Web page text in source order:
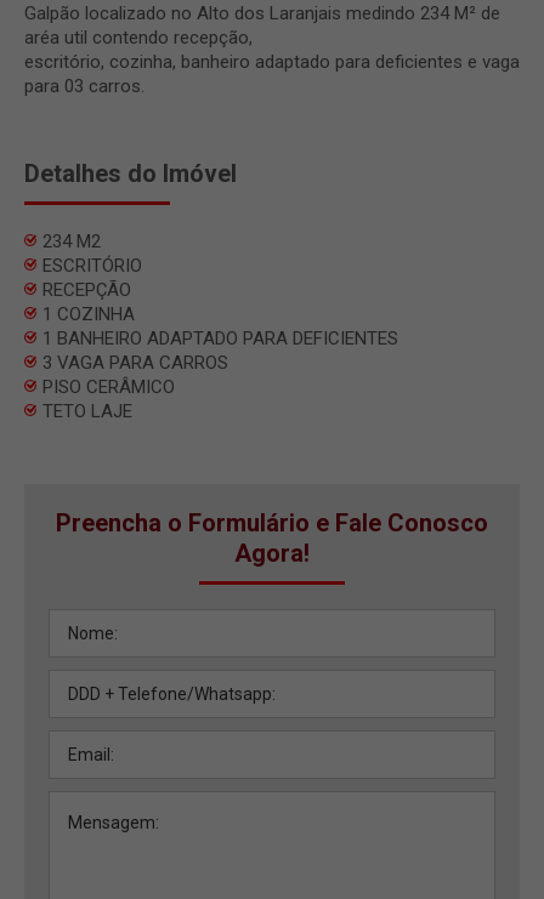
Galpão localizado no Alto dos Laranjais medindo 234 M² de
aréa util contendo recepção,
escritório, cozinha, banheiro adaptado para deficientes e vaga
para 03 carros.
Detalhes do Imóvel
234 M2
ESCRITÓRIO
RECEPÇÃO
1 COZINHA
1 BANHEIRO ADAPTADO PARA DEFICIENTES
3 VAGA PARA CARROS
PISO CERÂMICO
TETO LAJE
Preencha o Formulário e Fale Conosco
Agora!